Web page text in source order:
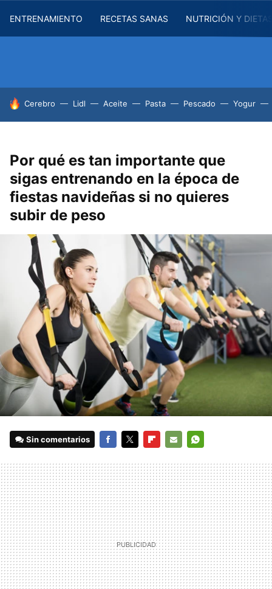
ENTRENAMIENTO RECETAS SANAS NUTRICIÓN Y
HOY SE HABLA DE
Cerebro Lidl Aceite Pasta Pescado Yogur
Por qué es tan importante que
sigas entrenando en la época de
fiestas navideñas si no quieres
subir de peso
Sin comentarios
MAIL